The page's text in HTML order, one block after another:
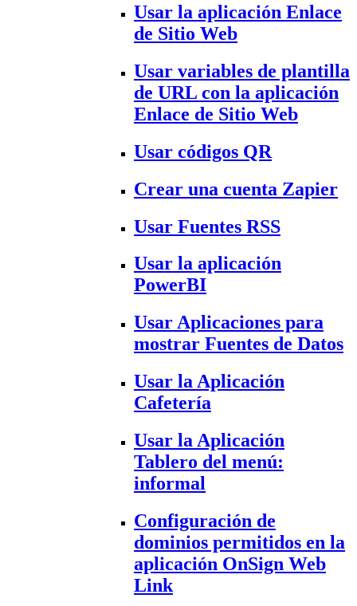
Usar la aplicación Enlace
de Sitio Web
Usar variables de plantilla
de URL con la aplicación
Enlace de Sitio Web
Usar códigos QR
Crear una cuenta Zapier
Usar Fuentes RSS
Usar la aplicación
PowerBI
Usar Aplicaciones para
mostrar Fuentes de Datos
Usar la Aplicación
Cafetería
Usar la Aplicación
Tablero del menú:
informal
Configuración de
dominios permitidos en la
aplicación OnSign Web
Link